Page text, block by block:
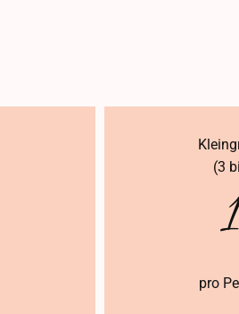
(3
pro